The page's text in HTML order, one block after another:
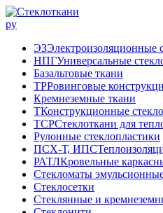
ЭЗЭлектроизоляционные
НПГУниверсальные
Базальтовые ткани
ТРРовинговые
Кремнеземные ткани
ТКонструкционные
ТСРСтеклоткани для
Рулонные стеклопластики
ПСХ-Т, ИПС
РАТЛКровельные
Стекломаты
Стеклосетки
Стеклянные и